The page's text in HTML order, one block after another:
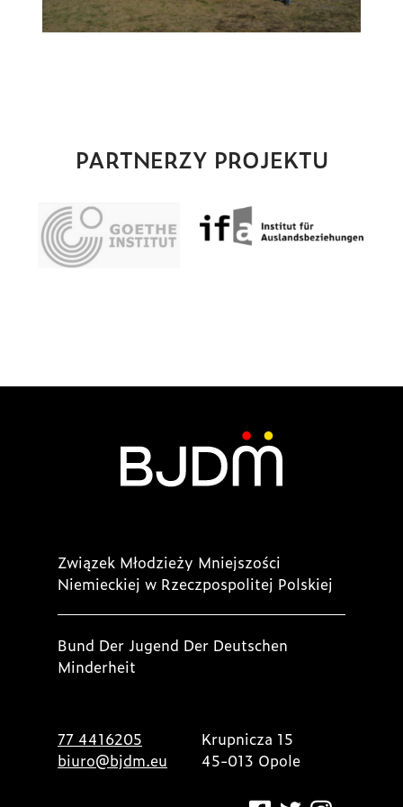
PARTNERZY PROJEKTU
Związek Młodzieży Mniejszości
Niemieckiej w Rzeczpospolitej Polskiej
Bund Der Jugend Der Deutschen
Minderheit
77 4416205
biuro@bjdm.eu
Krupnicza 15
45-013 Opole